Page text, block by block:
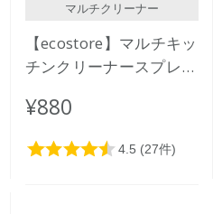
マルチクリーナー
【ecostore】マルチキッ
チンクリーナースプレー
500mL
¥880